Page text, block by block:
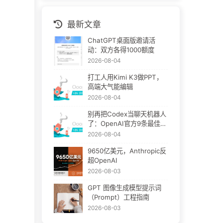
最新文章
ChatGPT桌面版邀请活
动：双方各得1000额度
2026-08-04
打工人用Kimi K3做PPT，
高端大气能编辑
2026-08-04
别再把Codex当聊天机器人
了：OpenAI官方9条最佳实
践
2026-08-04
9650亿美元，Anthropic反
超OpenAI
2026-08-03
GPT 图像生成模型提示词
（Prompt）工程指南
2026-08-03